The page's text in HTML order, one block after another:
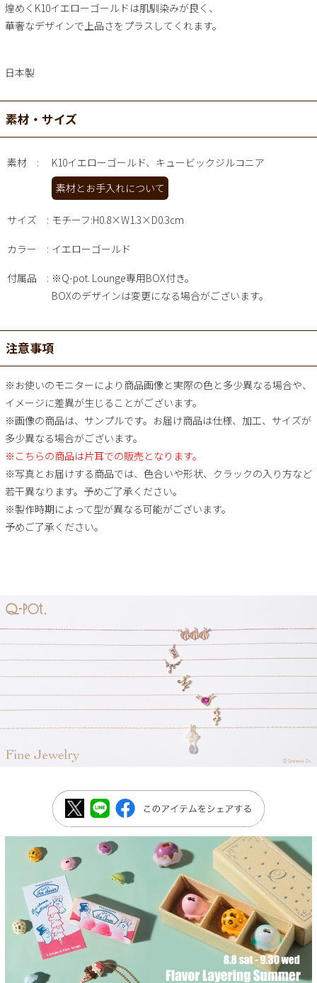
煌めくK10イエローゴールドは肌馴染みが良く、
華奢なデザインで上品さをプラスしてくれます。
日本製
素材・サイズ
素材
K10イエローゴールド、キュービックジルコニア
素材とお手入れについて
サイズ モチーフ:H0.8×W1.3×D0.3cm
カラー イエローゴールド
付属品
※Q-pot. Lounge専用BOX付き。
BOXのデザインは変更になる場合がございます。
注意事項
※お使いのモニターにより商品画像と実際の色と多少異なる場合や、
イメージに差異が生じることがございます。
※画像の商品は、サンプルです。お届け商品は仕様、加工、サイズが
多少異なる場合がございます。
※こちらの商品は片耳での販売となります。
※写真とお届けする商品では、色合いや形状、クラックの入り方など
若干異なります。予めご了承ください。
※製作時期によって型が異なる可能がございます。
予めご了承ください。